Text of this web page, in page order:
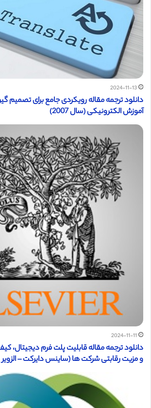
2024-11-13
دانلود ترجمه مقاله رویکردی جامع برای تصمیم
آموزش الکترونیکی (سال 2007)
2024-11-11
دانلود ترجمه مقاله قابلیت پلت فرم دیجیتال،
و مزیت رقابتی شرکت ها (ساینس دایرکت – الزویر 2024)